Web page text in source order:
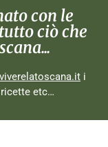
con le
ciò che
i
etc…